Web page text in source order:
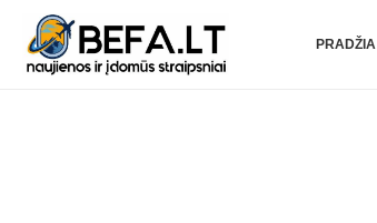
PRADŽIA